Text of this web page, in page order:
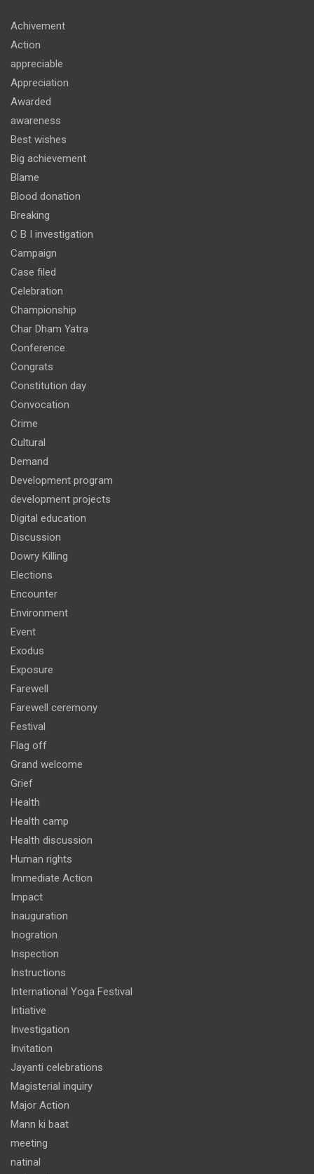
Achivement
Action
appreciable
Appreciation
Awarded
awareness
Best wishes
Big achievement
Blame
Blood donation
Breaking
C B I investigation
Campaign
Case filed
Celebration
Championship
Char Dham Yatra
Conference
Congrats
Constitution day
Convocation
Crime
Cultural
Demand
Development program
development projects
Digital education
Discussion
Dowry Killing
Elections
Encounter
Environment
Event
Exodus
Exposure
Farewell
Farewell ceremony
Festival
Flag off
Grand welcome
Grief
Health
Health camp
Health discussion
Human rights
Immediate Action
Impact
Inauguration
Inogration
Inspection
Instructions
International Yoga Festival
Intiative
Investigation
Invitation
Jayanti celebrations
Magisterial inquiry
Major Action
Mann ki baat
meeting
natinal